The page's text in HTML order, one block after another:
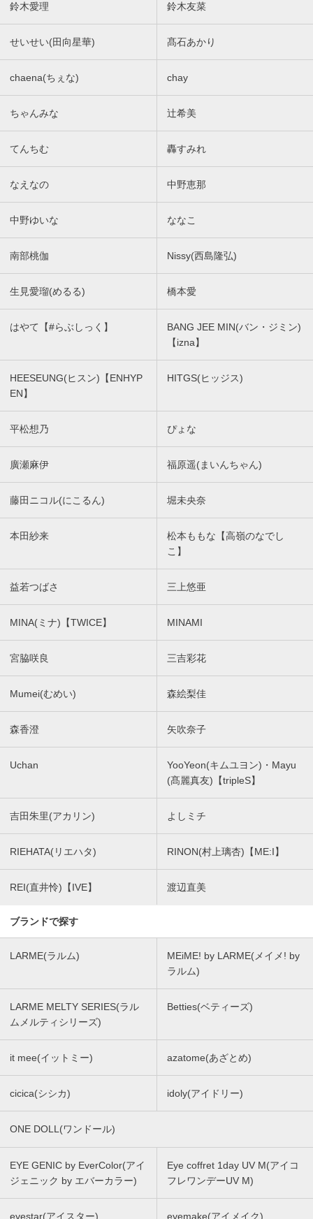
鈴木愛理 鈴木友菜
せいせい(田向星華) 髙石あかり
chaena(ちぇな) chay
ちゃんみな 辻希美
てんちむ 轟すみれ
なえなの 中野恵那
中野ゆいな ななこ
南部桃伽 Nissy(西島隆弘)
生見愛瑠(めるる) 橋本愛
はやて【#らぶしっく】
BANG JEE MIN(バン・ジミン)
【izna】
HEESEUNG(ヒスン)【ENHYP
EN】
HITGS(ヒッジス)
平松想乃 ぴょな
廣瀬麻伊 福原遥(まいんちゃん)
藤田ニコル(にこるん) 堀未央奈
本田紗来
松本ももな【高嶺のなでし
こ】
益若つばさ 三上悠亜
MINA(ミナ)【TWICE】 MINAMI
宮脇咲良 三吉彩花
Mumei(むめい) 森絵梨佳
森香澄 矢吹奈子
Uchan
YooYeon(キムユヨン)・Mayu
(髙麗真友)【tripleS】
吉田朱里(アカリン) よしミチ
RIEHATA(リエハタ) RINON(村上璃杏)【ME:I】
REI(直井怜)【IVE】 渡辺直美
ブランドで探す
LARME(ラルム)
MEiME! by LARME(メイメ! by
ラルム)
LARME MELTY SERIES(ラル
ムメルティシリーズ)
Betties(ベティーズ)
it mee(イットミー) azatome(あざとめ)
cicica(シシカ) idoly(アイドリー)
ONE DOLL(ワンドール)
EYE GENIC by EverColor(アイ
ジェニック by エバーカラー)
Eye coffret 1day UV M(アイコ
フレワンデーUV M)
eyestar(アイスター) eyemake(アイメイク)